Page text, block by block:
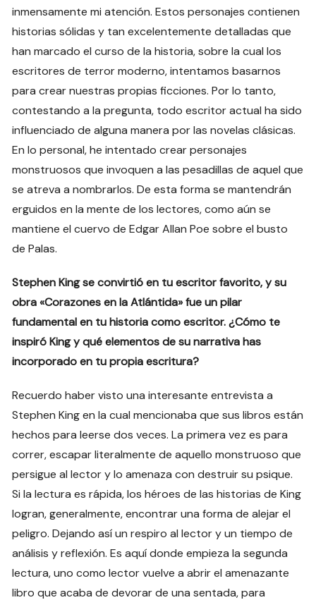
inmensamente mi atención. Estos personajes contienen
historias sólidas y tan excelentemente detalladas que
han marcado el curso de la historia, sobre la cual los
escritores de terror moderno, intentamos basarnos
para crear nuestras propias ficciones. Por lo tanto,
contestando a la pregunta, todo escritor actual ha sido
influenciado de alguna manera por las novelas clásicas.
En lo personal, he intentado crear personajes
monstruosos que invoquen a las pesadillas de aquel que
se atreva a nombrarlos. De esta forma se mantendrán
erguidos en la mente de los lectores, como aún se
mantiene el cuervo de Edgar Allan Poe sobre el busto
de Palas.
Stephen King se convirtió en tu escritor favorito, y su
obra «Corazones en la Atlántida» fue un pilar
fundamental en tu historia como escritor. ¿Cómo te
inspiró King y qué elementos de su narrativa has
incorporado en tu propia escritura?
Recuerdo haber visto una interesante entrevista a
Stephen King en la cual mencionaba que sus libros están
hechos para leerse dos veces. La primera vez es para
correr, escapar literalmente de aquello monstruoso que
persigue al lector y lo amenaza con destruir su psique.
Si la lectura es rápida, los héroes de las historias de King
logran, generalmente, encontrar una forma de alejar el
peligro. Dejando así un respiro al lector y un tiempo de
análisis y reflexión. Es aquí donde empieza la segunda
lectura, uno como lector vuelve a abrir el amenazante
libro que acaba de devorar de una sentada, para